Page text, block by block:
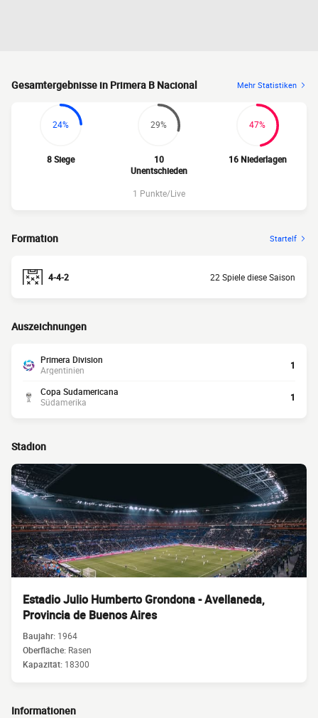
Gesamtergebnisse in Primera B Nacional Mehr Statistiken
24%
8 Siege
29%
10
Unentschieden
47%
16 Niederlagen
1 Punkte/Live
Formation Startelf
4-4-2 22 Spiele diese Saison
Auszeichnungen
Primera Division
Argentinien
1
Copa Sudamericana
Südamerika
1
Stadion
Estadio Julio Humberto Grondona - Avellaneda,
Provincia de Buenos Aires
Baujahr: 1964
Oberfläche: Rasen
Kapazität: 18300
Informationen